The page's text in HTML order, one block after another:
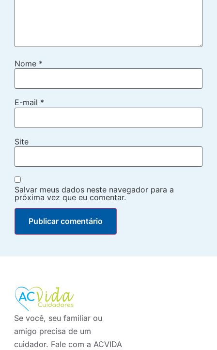
Nome *
E-mail *
Site
Salvar meus dados neste navegador para a
próxima vez que eu comentar.
Se você, seu familiar ou
amigo precisa de um
cuidador. Fale com a ACVIDA